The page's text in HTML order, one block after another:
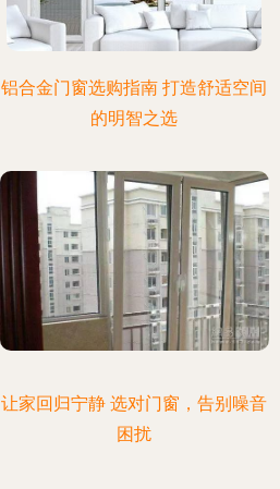
铝合金门窗选购指南 打造舒适空间
的明智之选
让家回归宁静 选对门窗，告别噪音
困扰